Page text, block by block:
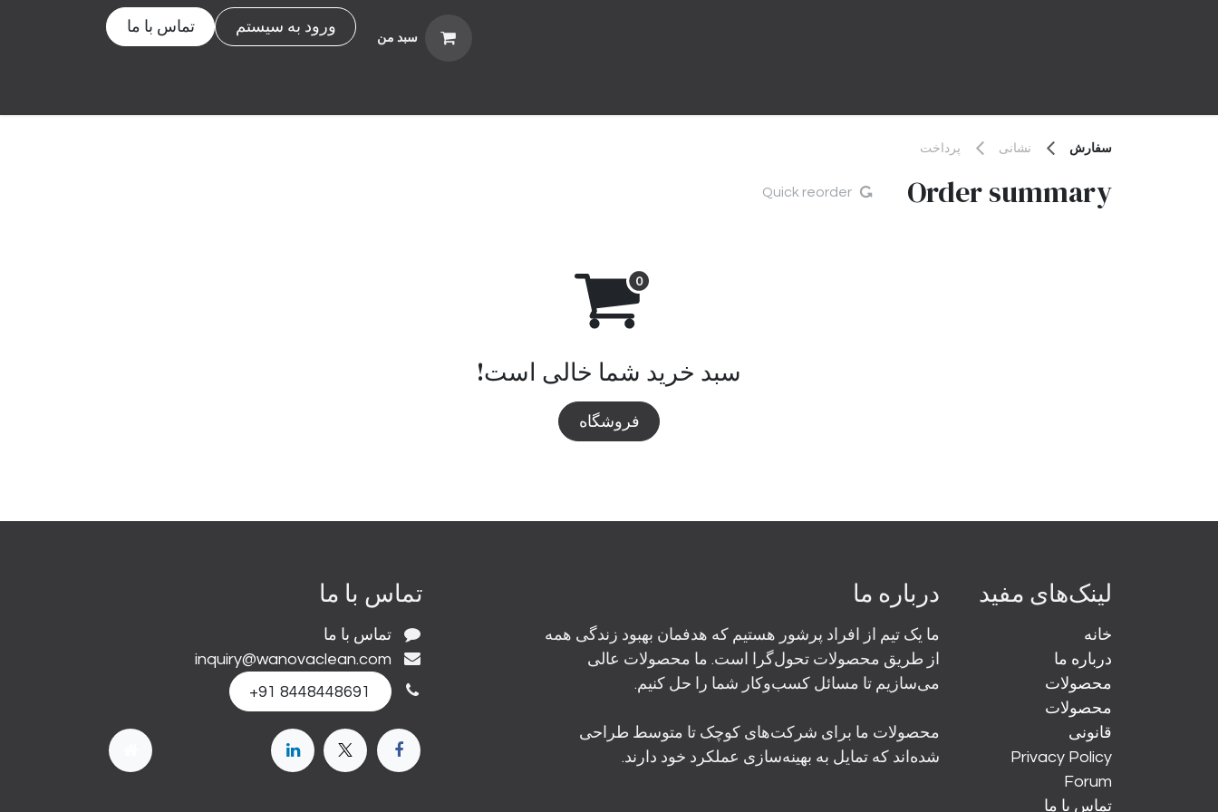
سبد من
ورود به سیستم تماس با ما
سفارش نشانی پرداخت
Order summary
Quick reorder
سبد خرید شما خالی است!
فروشگاه
لینک‌های مفید
خانه
درباره ما
محصولات
محصولات
قانونی
Privacy Policy
Forum
تماس با ما
درباره ما
ما یک تیم از افراد پرشور هستیم که هدفمان بهبود زندگی همه
از طریق محصولات تحول‌گرا است. ما محصولات عالی
می‌سازیم تا مسائل کسب‌وکار شما را حل کنیم.
محصولات ما برای شرکت‌های کوچک تا متوسط طراحی
شده‌اند که تمایل به بهینه‌سازی عملکرد خود دارند.
تماس با ما
تماس با ما
inquiry@wanovaclean.com
+91 8448448691